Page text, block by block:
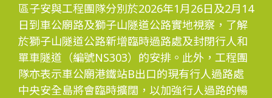
區子安與工程團隊分別於2026年1月26日及2月14
日到車公廟路及獅子山隧道公路實地視察，了解
於獅子山隧道公路新增臨時過路處及封閉行人和
單車隧道（編號NS303）的安排。此外，工程團
隊亦表示車公廟港鐵站B出口的現有行人過路處
中央安全島將會臨時擴闊，以加強行人過路的暢